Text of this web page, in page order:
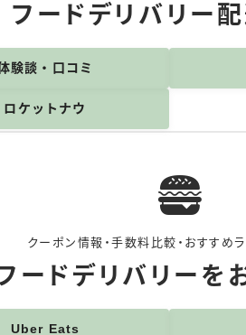
フードデリバリー
験談・口コミ
ロケットナウ
クーポン情報・手数料比較・おすすめ
ードデリバリーを
Uber Eats